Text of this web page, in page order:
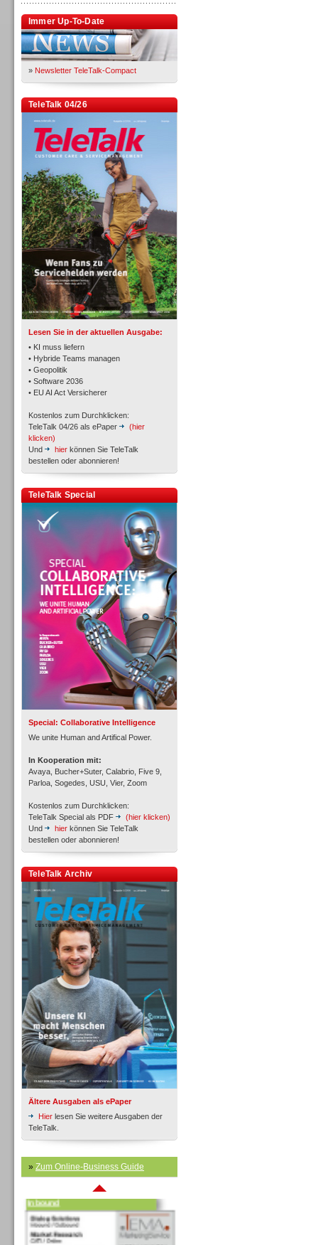
Immer Up-To-Date
» Newsletter TeleTalk-Compact
TeleTalk 04/26
Lesen Sie in der aktuellen Ausgabe:
• KI muss liefern
• Hybride Teams managen
• Geopolitik
• Software 2036
• EU AI Act Versicherer
Kostenlos zum Durchklicken:
TeleTalk 04/26 als ePaper
(hier
klicken)
Und
hier können Sie TeleTalk
bestellen oder abonnieren!
TeleTalk Special
Special: Collaborative Intelligence
We unite Human and Artifical Power.
In Kooperation mit:
Avaya, Bucher+Suter, Calabrio, Five 9,
Parloa, Sogedes, USU, Vier, Zoom
Kostenlos zum Durchklicken:
TeleTalk Special als PDF
(hier klicken)
Und
hier können Sie TeleTalk
bestellen oder abonnieren!
TeleTalk Archiv
Ältere Ausgaben als ePaper
Hier lesen Sie weitere Ausgaben der
TeleTalk.
» Zum Online-Business Guide
TK- und ACD-Systeme
Workforce-Management
Personal
Inbound
Inbound
Inbound
Inbound